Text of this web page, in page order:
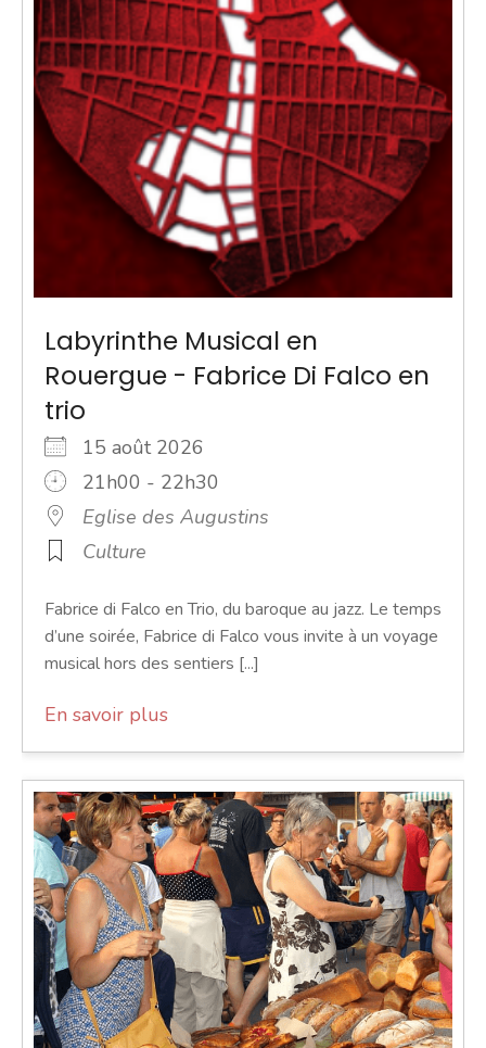
Labyrinthe Musical en
Rouergue - Fabrice Di Falco en
trio
15 août 2026
21h00 - 22h30
Eglise des Augustins
Culture
Fabrice di Falco en Trio, du baroque au jazz. Le temps
d’une soirée, Fabrice di Falco vous invite à un voyage
musical hors des sentiers [...]
En savoir plus